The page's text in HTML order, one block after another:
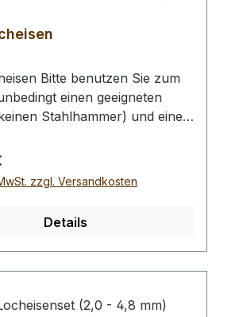
Bitte benutzen Sie zum
einen geeigneten
Stahlhammer) und eine
um eine Beschädigung des
auszuschliessen, siehe
Größen:- Ø 1,0 mm-
mm- Ø 7,0 mm- Ø 8,0 mm- Ø
mm Bei einer Bestellung 1
Sie 1 Henkellocheisen der
zzgl. Versandkosten
Details